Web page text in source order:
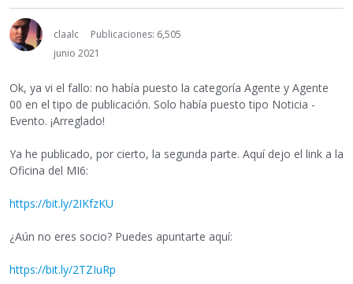
claalc
Publicaciones: 6,505
junio 2021
Ok, ya vi el fallo: no había puesto la categoría Agente y Agente
00 en el tipo de publicación. Solo había puesto tipo Noticia -
Evento. ¡Arreglado!
Ya he publicado, por cierto, la segunda parte. Aquí dejo el link a la
Oficina del MI6:
https://bit.ly/2IKfzKU
¿Aún no eres socio? Puedes apuntarte aquí:
https://bit.ly/2TZIuRp